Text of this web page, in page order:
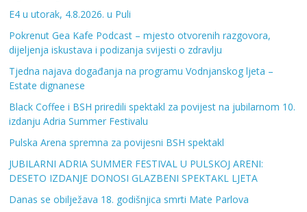
E4 u utorak, 4.8.2026. u Puli
Pokrenut Gea Kafe Podcast – mjesto otvorenih razgovora,
dijeljenja iskustava i podizanja svijesti o zdravlju
Tjedna najava događanja na programu Vodnjanskog ljeta –
Estate dignanese
Black Coffee i BSH priredili spektakl za povijest na jubilarnom 10.
izdanju Adria Summer Festivalu
Pulska Arena spremna za povijesni BSH spektakl
JUBILARNI ADRIA SUMMER FESTIVAL U PULSKOJ ARENI:
DESETO IZDANJE DONOSI GLAZBENI SPEKTAKL LJETA
Danas se obilježava 18. godišnjica smrti Mate Parlova